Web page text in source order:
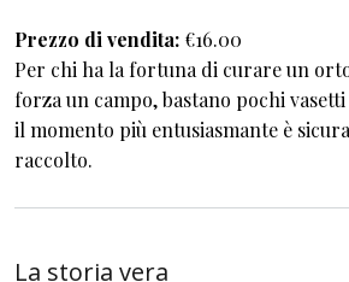
Prezzo di vendita €16.00
Per chi ha la fortuna di curare un
forza un campo, bastano pochi
il momento più entusiasmante è
raccolto.
La storia vera